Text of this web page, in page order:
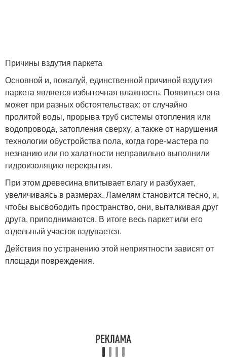
Причины вздутия паркета
Основной и, пожалуй, единственной причиной вздутия
паркета является избыточная влажность. Появиться она
может при разных обстоятельствах: от случайно
пролитой воды, прорыва труб системы отопления или
водопровода, затопления сверху, а также от нарушения
технологии обустройства пола, когда горе-мастера по
незнанию или по халатности неправильно выполнили
гидроизоляцию перекрытия.
При этом древесина впитывает влагу и разбухает,
увеличиваясь в размерах. Ламелям становится тесно, и,
чтобы высвободить пространство, они, выталкивая друг
друга, приподнимаются. В итоге весь паркет или его
отдельный участок вздувается.
Действия по устранению этой неприятности зависят от
площади повреждения.